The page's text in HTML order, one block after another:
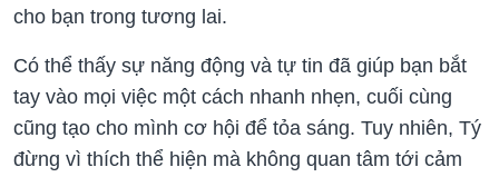
cho bạn trong tương lai.
Có thể thấy sự năng động và tự tin đã giúp bạn bắt
tay vào mọi việc một cách nhanh nhẹn, cuối cùng
cũng tạo cho mình cơ hội để tỏa sáng. Tuy nhiên, Tý
đừng vì thích thể hiện mà không quan tâm tới cảm